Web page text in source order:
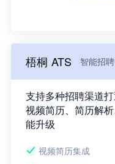
梧桐 ATS 智能招
支持多种招聘渠道
视频简历、简历解
能升级
视频简历集成